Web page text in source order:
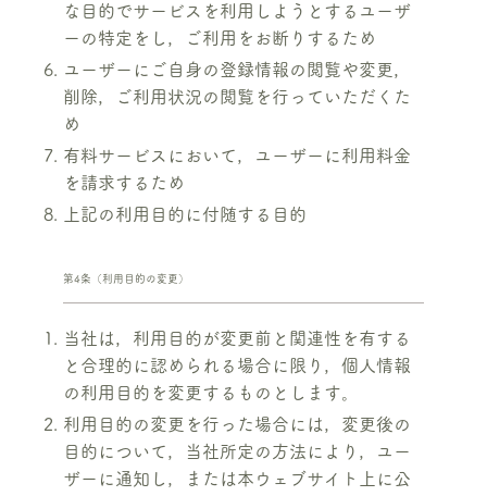
な目的でサービスを利用しようとするユーザ
ーの特定をし，ご利用をお断りするため
ユーザーにご自身の登録情報の閲覧や変更，
削除，ご利用状況の閲覧を行っていただくた
め
有料サービスにおいて，ユーザーに利用料金
を請求するため
上記の利用目的に付随する目的
第4条（利用目的の変更）
当社は，利用目的が変更前と関連性を有する
と合理的に認められる場合に限り，個人情報
の利用目的を変更するものとします。
利用目的の変更を行った場合には，変更後の
目的について，当社所定の方法により，ユー
ザーに通知し，または本ウェブサイト上に公